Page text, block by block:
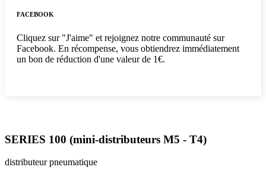
FACEBOOK
Cliquez sur "J'aime" et rejoignez notre communauté sur
Facebook. En récompense, vous obtiendrez immédiatement
un bon de réduction d'une valeur de 1€.
SERIES 100 (mini-distributeurs M5 - T4)
distributeur pneumatique